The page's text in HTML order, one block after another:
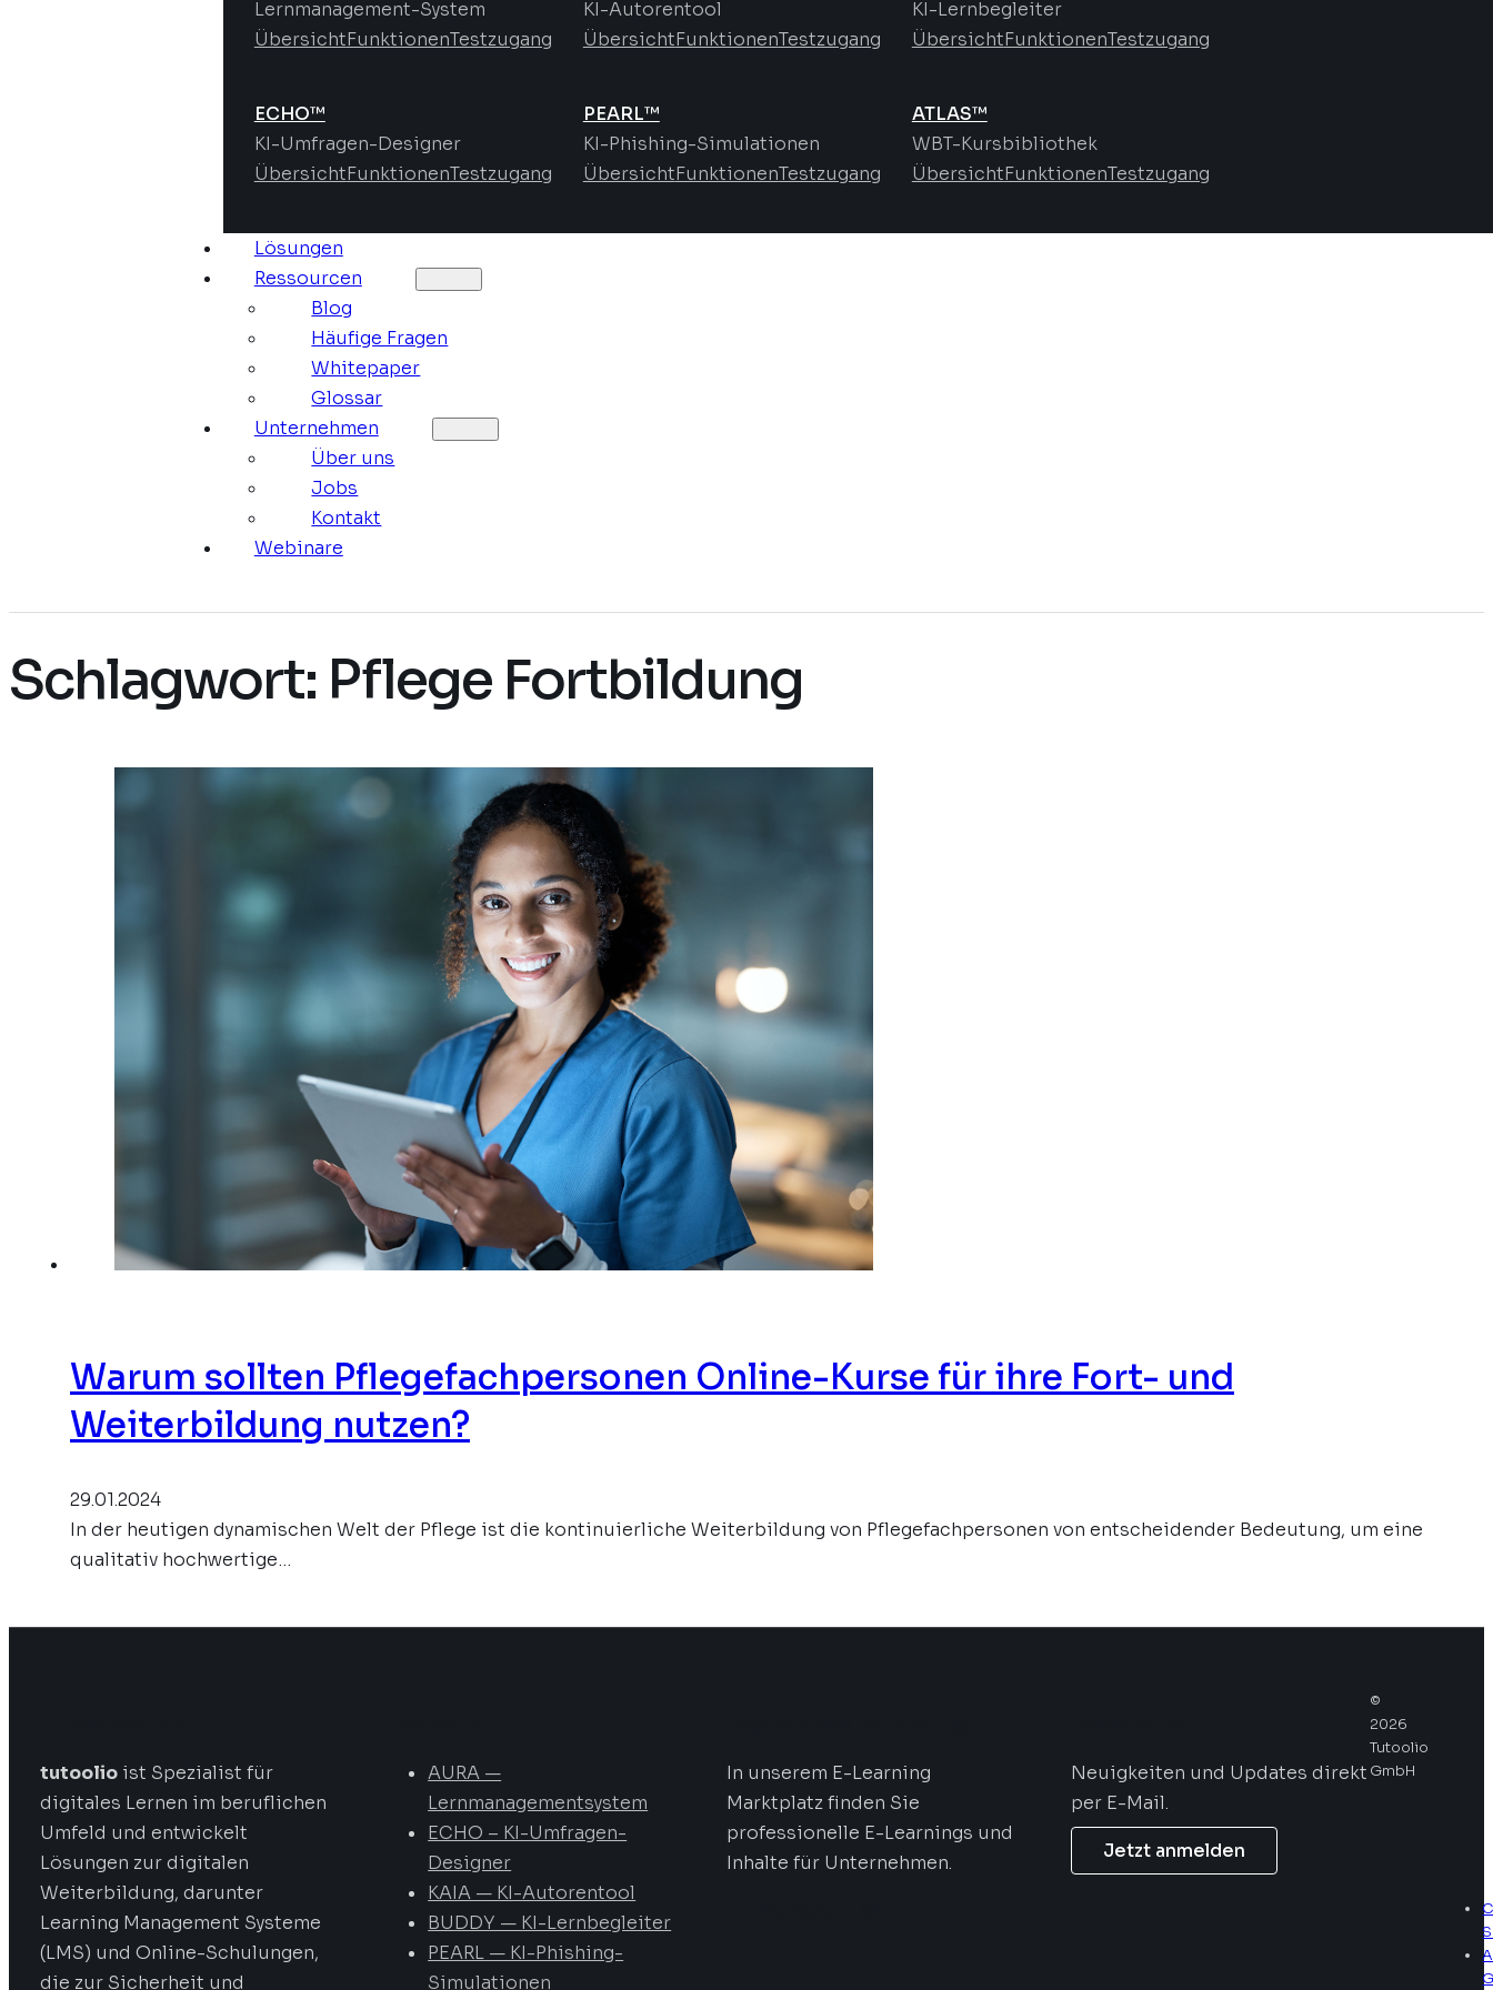
Lernmanagement-System
ÜbersichtFunktionenTestzugang
KI-Autorentool
ÜbersichtFunktionenTestzugang
KI-Lernbegleiter
ÜbersichtFunktionenTestzugang
ECHO™
KI-Umfragen-Designer
ÜbersichtFunktionenTestzugang
PEARL™
KI-Phishing-Simulationen
ÜbersichtFunktionenTestzugang
ATLAS™
WBT-Kursbibliothek
ÜbersichtFunktionenTestzugang
Lösungen
Ressourcen
Blog
Häufige Fragen
Whitepaper
Glossar
Unternehmen
Über uns
Jobs
Kontakt
Webinare
Schlagwort: Pflege Fortbildung
Warum sollten Pflegefachpersonen Online-Kurse für ihre Fort- und
Weiterbildung nutzen?
29.01.2024
In der heutigen dynamischen Welt der Pflege ist die kontinuierliche Weiterbildung von Pflegefachpersonen von entscheidender Bedeutung, um eine
qualitativ hochwertige…
tutoolio ist Spezialist für
digitales Lernen im beruflichen
Umfeld und entwickelt
Lösungen zur digitalen
Weiterbildung, darunter
Learning Management Systeme
(LMS) und Online-Schulungen,
die zur Sicherheit und
AURA —
Lernmanagementsystem
ECHO – KI-Umfragen-
Designer
KAIA — KI-Autorentool
BUDDY — KI-Lernbegleiter
PEARL — KI-Phishing-
Simulationen
In unserem E-Learning
Marktplatz finden Sie
professionelle E-Learnings und
Inhalte für Unternehmen.
Neuigkeiten und Updates direkt
per E-Mail.
Jetzt anmelden
©
2026
Tutoolio
GmbH